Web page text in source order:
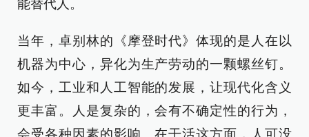
能替代人。
当年，卓别林的《摩登时代》体现的是人在以
机器为中心，异化为生产劳动的一颗螺丝钉。
如今，工业和人工智能的发展，让现代化含义
更丰富。人是复杂的，会有不确定性的行为，
会受各种因素的影响。在干活这方面，人可没